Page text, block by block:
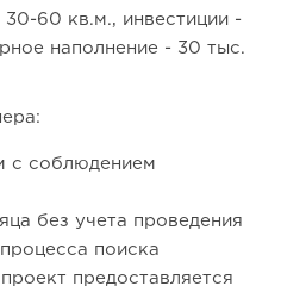
30-60 кв.м., инвестиции -
наполнение - 30 тыс.
с соблюдением
без учета проведения
поиска
предоставляется